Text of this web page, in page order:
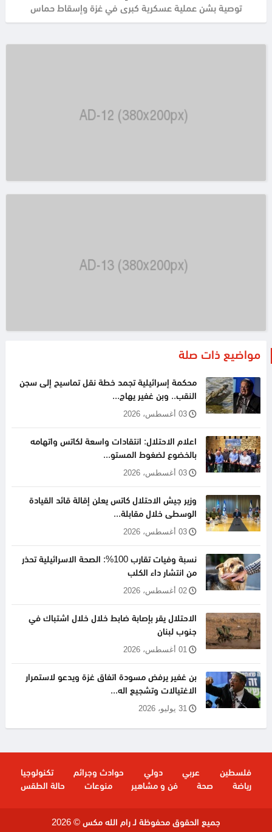
توصية بشن عملية عسكرية كبرى في غزة وإسقاط حماس
مواضيع ذات صلة
محكمة إسرائيلية تجمد خطة نقل تماسيح إلى سجن
النقب.. وبن غفير يهاج...
03 أغسطس، 2026
اعلام الاحتلال: انتقادات واسعة لكاتس واتهامه
بالخضوع لضغوط المستو...
03 أغسطس، 2026
وزير جيش الاحتلال كاتس يعلن إقالة قائد القيادة
الوسطى خلال مقابلة...
03 أغسطس، 2026
نسبة وفيات تقارب 100%: الصحة الاسرائيلية تحذر
من انتشار داء الكلب
02 أغسطس، 2026
الاحتلال يقر بإصابة ضابط خلال خلال اشتباك في
جنوب لبنان
01 أغسطس، 2026
بن غفير يرفض مسودة اتفاق غزة ويدعو لاستمرار
الاغتيالات وتشجيع اله...
31 يوليو، 2026
فلسطين عربي دولي حوادث وجرائم
تكنولوجيا
رياضة
صحة فن و مشاهير منوعات حالة الطقس
جميع الحقوق محفوظة لـ رام الله مكس © 2026